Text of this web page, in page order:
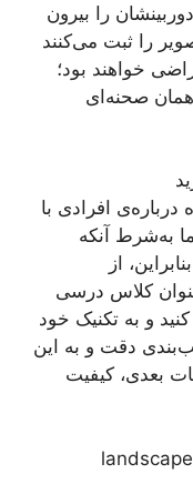
را بیرون
را ثبت می‌کنند
خواهند بود؛
صحنه‌ای
درباره‌ی افرادی با
به‌شرط آنکه
از
کلاس درسی
و به تکنیک خود
دقت و به این
بعدی، کیفیت